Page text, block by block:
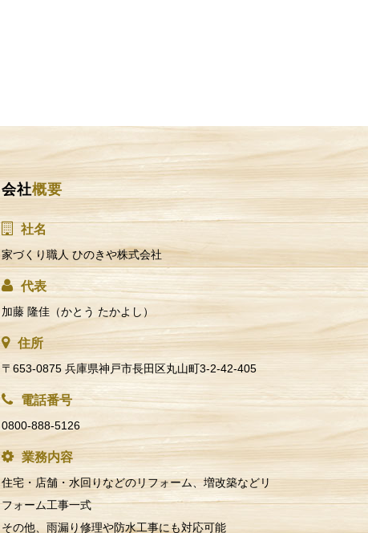
会社概要
社名
家づくり職人 ひのきや株式会社
代表
加藤 隆佳（かとう たかよし）
住所
〒653-0875 兵庫県神戸市長田区丸山町3-2-42-405
電話番号
0800-888-5126
業務内容
住宅・店舗・水回りなどのリフォーム、増改築などリ
フォーム工事一式
その他、雨漏り修理や防水工事にも対応可能